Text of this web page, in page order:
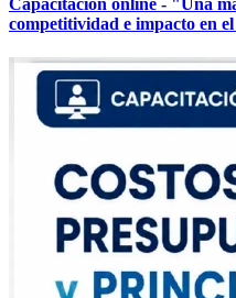
competitividad e impacto en